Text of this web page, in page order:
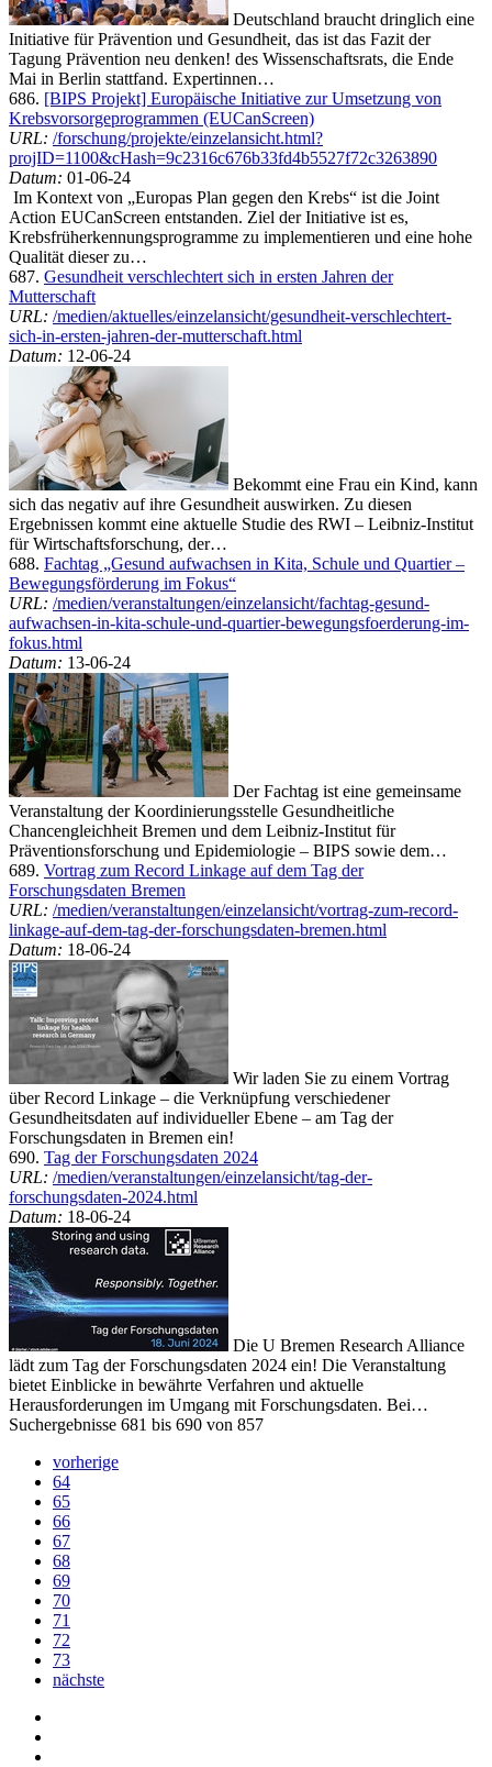
Deutschland braucht dringlich eine
Initiative für Prävention und Gesundheit, das ist das Fazit der
Tagung Prävention neu denken! des Wissenschaftsrats, die Ende
Mai in Berlin stattfand. Expertinnen…
686. [BIPS Projekt] Europäische Initiative zur Umsetzung von
Krebsvorsorgeprogrammen (EUCanScreen)
URL: /forschung/projekte/einzelansicht.html?
projID=1100&cHash=9c2316c676b33fd4b5527f72c3263890
Datum: 01-06-24
Im Kontext von „Europas Plan gegen den Krebs“ ist die Joint
Action EUCanScreen entstanden. Ziel der Initiative ist es,
Krebsfrüherkennungsprogramme zu implementieren und eine hohe
Qualität dieser zu…
687. Gesundheit verschlechtert sich in ersten Jahren der
Mutterschaft
URL: /medien/aktuelles/einzelansicht/gesundheit-verschlechtert-
sich-in-ersten-jahren-der-mutterschaft.html
Datum: 12-06-24
Bekommt eine Frau ein Kind, kann
sich das negativ auf ihre Gesundheit auswirken. Zu diesen
Ergebnissen kommt eine aktuelle Studie des RWI – Leibniz-Institut
für Wirtschaftsforschung, der…
688. Fachtag „Gesund aufwachsen in Kita, Schule und Quartier –
Bewegungsförderung im Fokus“
URL: /medien/veranstaltungen/einzelansicht/fachtag-gesund-
aufwachsen-in-kita-schule-und-quartier-bewegungsfoerderung-im-
fokus.html
Datum: 13-06-24
Der Fachtag ist eine gemeinsame
Veranstaltung der Koordinierungsstelle Gesundheitliche
Chancengleichheit Bremen und dem Leibniz-Institut für
Präventionsforschung und Epidemiologie – BIPS sowie dem…
689. Vortrag zum Record Linkage auf dem Tag der
Forschungsdaten Bremen
URL: /medien/veranstaltungen/einzelansicht/vortrag-zum-record-
linkage-auf-dem-tag-der-forschungsdaten-bremen.html
Datum: 18-06-24
Wir laden Sie zu einem Vortrag
über Record Linkage – die Verknüpfung verschiedener
Gesundheitsdaten auf individueller Ebene – am Tag der
Forschungsdaten in Bremen ein!
690. Tag der Forschungsdaten 2024
URL: /medien/veranstaltungen/einzelansicht/tag-der-
forschungsdaten-2024.html
Datum: 18-06-24
Die U Bremen Research Alliance
lädt zum Tag der Forschungsdaten 2024 ein! Die Veranstaltung
bietet Einblicke in bewährte Verfahren und aktuelle
Herausforderungen im Umgang mit Forschungsdaten. Bei…
Suchergebnisse 681 bis 690 von 857
vorherige
64
65
66
67
68
69
70
71
72
73
nächste